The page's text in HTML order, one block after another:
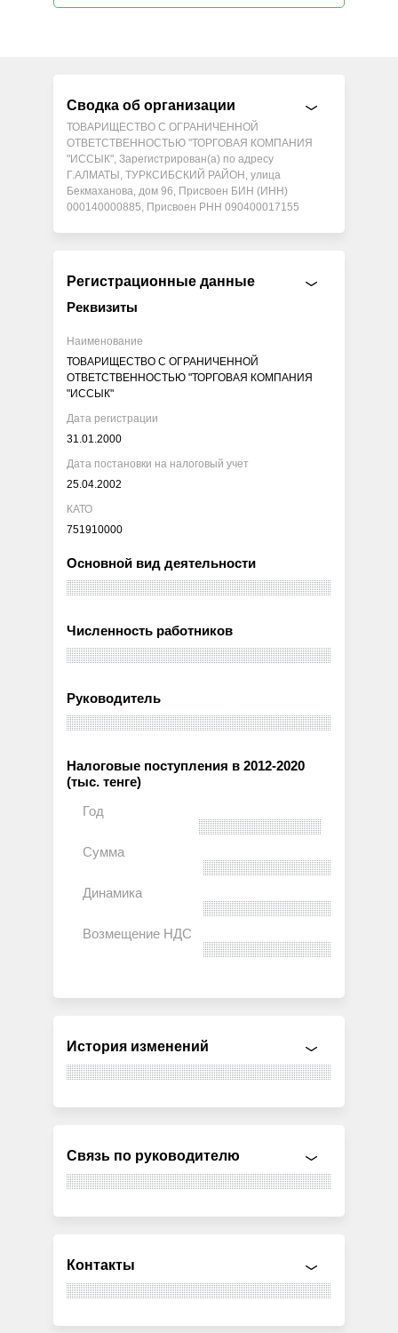
Сводка об организации
ТОВАРИЩЕСТВО С ОГРАНИЧЕННОЙ
ОТВЕТСТВЕННОСТЬЮ "ТОРГОВАЯ КОМПАНИЯ
"ИССЫК", Зарегистрирован(а) по адресу
Г.АЛМАТЫ, ТУРКСИБСКИЙ РАЙОН, улица
Бекмаханова, дом 96, Присвоен БИН (ИНН)
000140000885, Присвоен РНН 090400017155
Регистрационные данные
Реквизиты
Наименование
ТОВАРИЩЕСТВО С ОГРАНИЧЕННОЙ
ОТВЕТСТВЕННОСТЬЮ "ТОРГОВАЯ КОМПАНИЯ
"ИССЫК"
Дата регистрации
31.01.2000
Дата постановки на налоговый учет
25.04.2002
КАТО
751910000
Основной вид деятельности
Численность работников
Руководитель
Налоговые поступления в 2012-2020
(тыс. тенге)
История изменений
Связь по руководителю
Контакты